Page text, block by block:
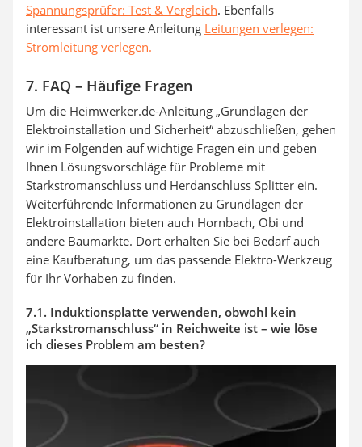
Spannungsprüfer: Test & Vergleich. Ebenfalls
interessant ist unsere Anleitung Leitungen verlegen:
Stromleitung verlegen.
7. FAQ – Häufige Fragen
Um die Heimwerker.de-Anleitung „Grundlagen der
Elektroinstallation und Sicherheit“ abzuschließen, gehen
wir im Folgenden auf wichtige Fragen ein und geben
Ihnen Lösungsvorschläge für Probleme mit
Starkstromanschluss und Herdanschluss Splitter ein.
Weiterführende Informationen zu Grundlagen der
Elektroinstallation bieten auch Hornbach, Obi und
andere Baumärkte. Dort erhalten Sie bei Bedarf auch
eine Kaufberatung, um das passende Elektro-Werkzeug
für Ihr Vorhaben zu finden.
7.1. Induktionsplatte verwenden, obwohl kein
„Starkstromanschluss“ in Reichweite ist – wie löse
ich dieses Problem am besten?